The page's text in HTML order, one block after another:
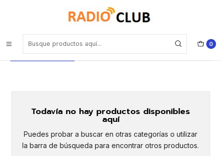
0
IPX5 Yaesu protegido a chorros de agua a presión
IPX5 Yaesu protegido a chorros de
agua a presión
Todavía no hay productos disponibles
aquí
Puedes probar a buscar en otras categorías o utilizar
la barra de búsqueda para encontrar otros productos.